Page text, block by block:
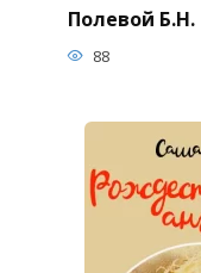
Полевой Б.Н.
88